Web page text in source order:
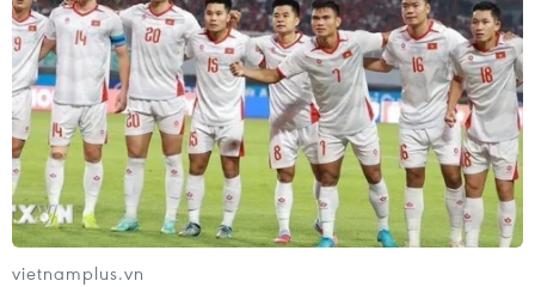
nhiều phương tiện thủng lốp trên
cao tốc
06/08/2026 07:14
Đại biểu Quốc hội băn khoăn khả
năng cân đối vốn 2 siêu dự án giao
thông
06/08/2026 07:00
vietnamplus.vn